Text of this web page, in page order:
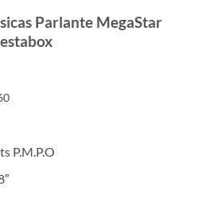
Parlante MegaStar
P.M.P.O